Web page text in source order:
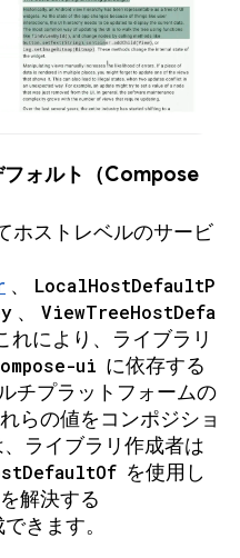
フォルト（Compose
ストレベルのサービ
、
LocalHostDefaultP
、
ViewTreeHostDefa
れにより、ライブラリ
ui に依存する
チプラットフォームの
らの値をコンポジショ
ライブラリ作成者は
を使用し
解決する
きます。